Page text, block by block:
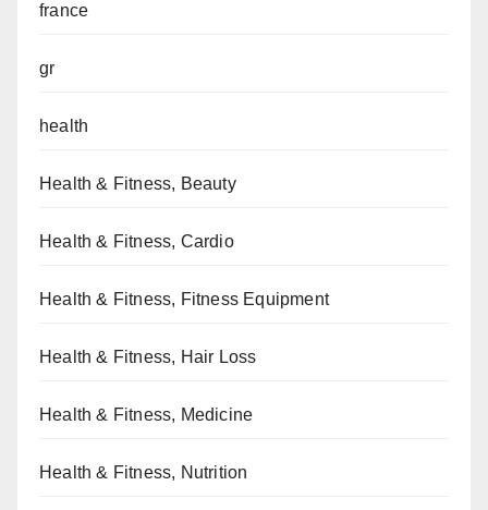
france
gr
health
Health & Fitness, Beauty
Health & Fitness, Cardio
Health & Fitness, Fitness Equipment
Health & Fitness, Hair Loss
Health & Fitness, Medicine
Health & Fitness, Nutrition